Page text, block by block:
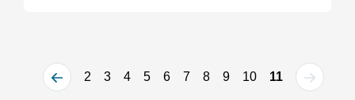
2 3 4 5 6 7 8 9 10 11